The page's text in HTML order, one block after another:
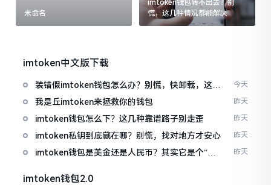
未命名
imtoken钱包转不出去？别
慌，这几种情况都能解决
imtoken中文版下载
装错假imtoken钱包怎么办？别慌，快卸载，这几
招能救急
今天
我是丘imtoken来拯救你的钱包 昨天
imtoken钱包怎么下？这几种靠谱路子别走歪 昨天
imtoken私钥到底藏在哪？别慌，找对地方才安心 昨天
imtoken钱包是美金还是人民币？其实它是个“多
昨天
imtoken钱包2.0